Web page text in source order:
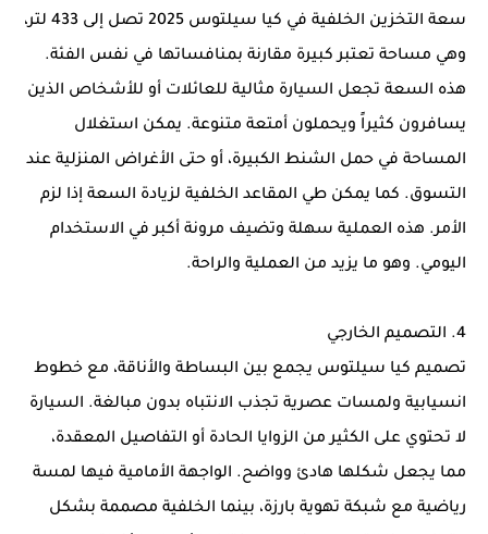
سعة التخزين الخلفية في كيا سيلتوس 2025 تصل إلى 433 لتر،
وهي مساحة تعتبر كبيرة مقارنة بمنافساتها في نفس الفئة.
هذه السعة تجعل السيارة مثالية للعائلات أو للأشخاص الذين
يسافرون كثيراً ويحملون أمتعة متنوعة. يمكن استغلال
المساحة في حمل الشنط الكبيرة، أو حتى الأغراض المنزلية عند
التسوق. كما يمكن طي المقاعد الخلفية لزيادة السعة إذا لزم
الأمر. هذه العملية سهلة وتضيف مرونة أكبر في الاستخدام
اليومي. وهو ما يزيد من العملية والراحة.
4. التصميم الخارجي
تصميم كيا سيلتوس يجمع بين البساطة والأناقة، مع خطوط
انسيابية ولمسات عصرية تجذب الانتباه بدون مبالغة. السيارة
لا تحتوي على الكثير من الزوايا الحادة أو التفاصيل المعقدة،
مما يجعل شكلها هادئ وواضح. الواجهة الأمامية فيها لمسة
رياضية مع شبكة تهوية بارزة، بينما الخلفية مصممة بشكل